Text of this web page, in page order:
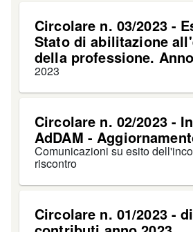
Circolare n. 03/2023 -
Stato di abilitazione
della professione.
2023
Circolare n. 02/2023 -
AdDAM -
Comunicazioni su esito
riscontro
Circolare n. 01/2023 -